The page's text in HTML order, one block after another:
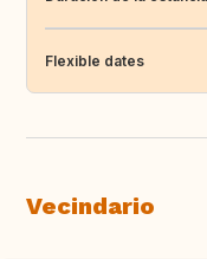
Flexible dates
Vecindario